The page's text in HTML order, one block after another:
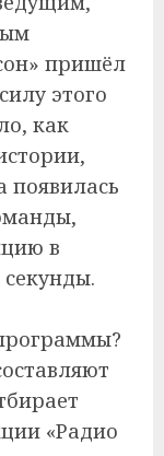
пришёл
этого
как
появилась
в
«Радио